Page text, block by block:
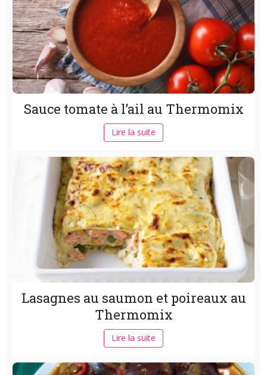
Sauce tomate à l’ail au Thermomix
Lire la suite
Lasagnes au saumon et poireaux au
Thermomix
Lire la suite